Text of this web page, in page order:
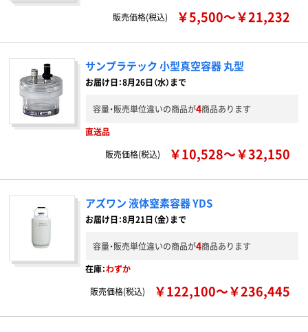
販売価格(税込) ￥5,500～￥21,232
サンプラテック 小型真空容器 丸型
お届け日：8月26日（水）まで
容量・販売単位違いの商品が4商品あります
直送品
販売価格(税込)
￥10,528～￥32,150
アズワン 液体窒素容器 YDS
お届け日：8月21日（金）まで
容量・販売単位違いの商品が4商品あります
在庫：わずか
販売価格(税込)
￥122,100～￥236,445